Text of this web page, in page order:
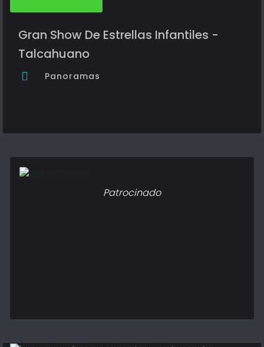
Gran Show De Estrellas Infantiles -
Talcahuano
Panoramas
Patrocinado